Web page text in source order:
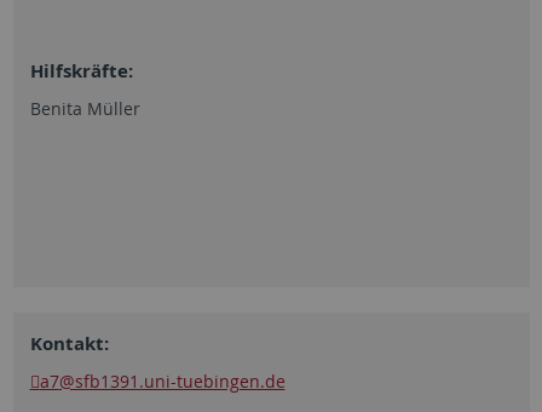
Hilfskräfte:
Benita Müller
Kontakt:
a7@sfb1391.uni-tuebingen.de